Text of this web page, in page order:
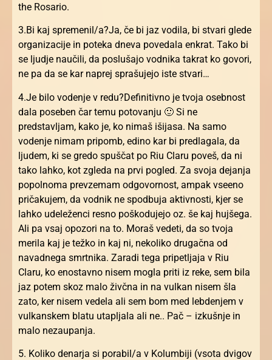
the Rosario.
3.Bi kaj spremenil/a?Ja, če bi jaz vodila, bi stvari glede
organizacije in poteka dneva povedala enkrat. Tako bi
se ljudje naučili, da poslušajo vodnika takrat ko govori,
ne pa da se kar naprej sprašujejo iste stvari…
4.Je bilo vodenje v redu?Definitivno je tvoja osebnost
dala poseben čar temu potovanju 🙂 Si ne
predstavljam, kako je, ko nimaš išijasa. Na samo
vodenje nimam pripomb, edino kar bi predlagala, da
ljudem, ki se gredo spuščat po Riu Claru poveš, da ni
tako lahko, kot zgleda na prvi pogled. Za svoja dejanja
popolnoma prevzemam odgovornost, ampak vseeno
pričakujem, da vodnik ne spodbuja aktivnosti, kjer se
lahko udeleženci resno poškodujejo oz. še kaj hujšega.
Ali pa vsaj opozori na to. Moraš vedeti, da so tvoja
merila kaj je težko in kaj ni, nekoliko drugačna od
navadnega smrtnika. Zaradi tega pripetljaja v Riu
Claru, ko enostavno nisem mogla priti iz reke, sem bila
jaz potem skoz malo živčna in na vulkan nisem šla
zato, ker nisem vedela ali sem bom med lebdenjem v
vulkanskem blatu utapljala ali ne.. Pač – izkušnje in
malo nezaupanja.
5. Koliko denarja si porabil/a v Kolumbiji (vsota dvigov